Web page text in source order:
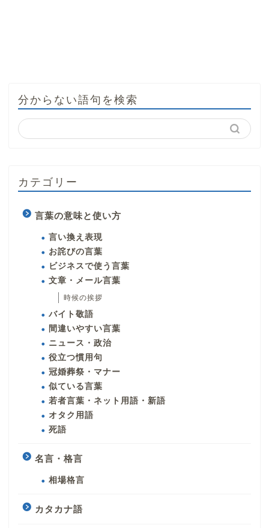
分からない語句を検索
カテゴリー
言葉の意味と使い方
言い換え表現
お詫びの言葉
ビジネスで使う言葉
文章・メール言葉
時候の挨拶
バイト敬語
間違いやすい言葉
ニュース・政治
役立つ慣用句
冠婚葬祭・マナー
似ている言葉
若者言葉・ネット用語・新語
オタク用語
死語
名言・格言
相場格言
カタカナ語